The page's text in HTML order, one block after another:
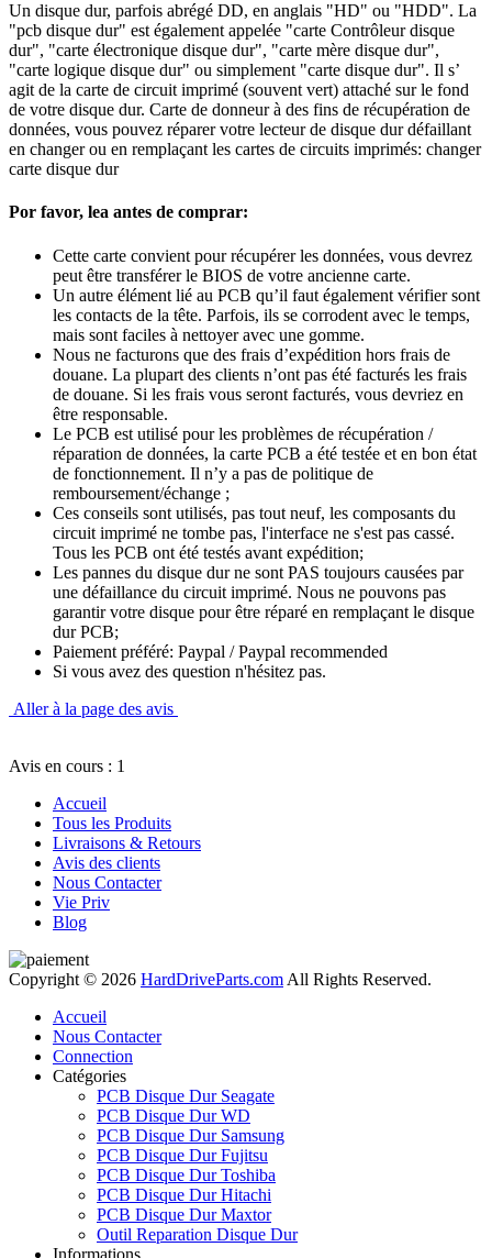
Un disque dur, parfois abrégé DD, en anglais "HD" ou "HDD". La
"pcb disque dur" est également appelée "carte Contrôleur disque
dur", "carte électronique disque dur", "carte mère disque dur",
"carte logique disque dur" ou simplement "carte disque dur". Il s’
agit de la carte de circuit imprimé (souvent vert) attaché sur le fond
de votre disque dur. Carte de donneur à des fins de récupération de
données, vous pouvez réparer votre lecteur de disque dur défaillant
en changer ou en remplaçant les cartes de circuits imprimés: changer
carte disque dur
Por favor, lea antes de comprar:
Cette carte convient pour récupérer les données, vous devrez
peut être transférer le BIOS de votre ancienne carte.
Un autre élément lié au PCB qu’il faut également vérifier sont
les contacts de la tête. Parfois, ils se corrodent avec le temps,
mais sont faciles à nettoyer avec une gomme.
Nous ne facturons que des frais d’expédition hors frais de
douane. La plupart des clients n’ont pas été facturés les frais
de douane. Si les frais vous seront facturés, vous devriez en
être responsable.
Le PCB est utilisé pour les problèmes de récupération /
réparation de données, la carte PCB a été testée et en bon état
de fonctionnement. Il n’y a pas de politique de
remboursement/échange ;
Ces conseils sont utilisés, pas tout neuf, les composants du
circuit imprimé ne tombe pas, l'interface ne s'est pas cassé.
Tous les PCB ont été testés avant expédition;
Les pannes du disque dur ne sont PAS toujours causées par
une défaillance du circuit imprimé. Nous ne pouvons pas
garantir votre disque pour être réparé en remplaçant le disque
dur PCB;
Paiement préféré: Paypal / Paypal recommended
Si vous avez des question n'hésitez pas.
Aller à la page des avis
Avis en cours : 1
Accueil
Tous les Produits
Livraisons & Retours
Avis des clients
Nous Contacter
Vie Priv
Blog
Copyright © 2026 HardDriveParts.com All Rights Reserved.
Accueil
Nous Contacter
Connection
Catégories
PCB Disque Dur Seagate
PCB Disque Dur WD
PCB Disque Dur Samsung
PCB Disque Dur Fujitsu
PCB Disque Dur Toshiba
PCB Disque Dur Hitachi
PCB Disque Dur Maxtor
Outil Reparation Disque Dur
Informations